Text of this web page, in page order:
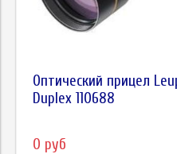
Оптический прицел
Duplex 110688
0 руб